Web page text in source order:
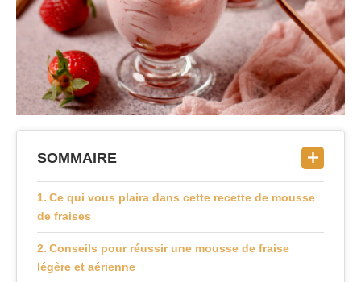
SOMMAIRE
Ce qui vous plaira dans cette recette de mousse
de fraises
Conseils pour réussir une mousse de fraise
légère et aérienne